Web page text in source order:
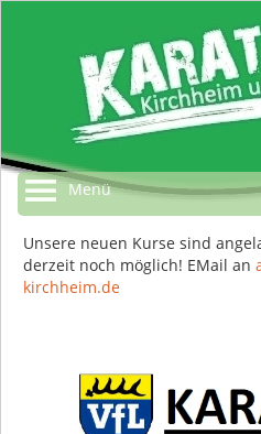
Menü
Unsere neuen Kurse sind
derzeit noch möglich! EMail an
kirchheim.de